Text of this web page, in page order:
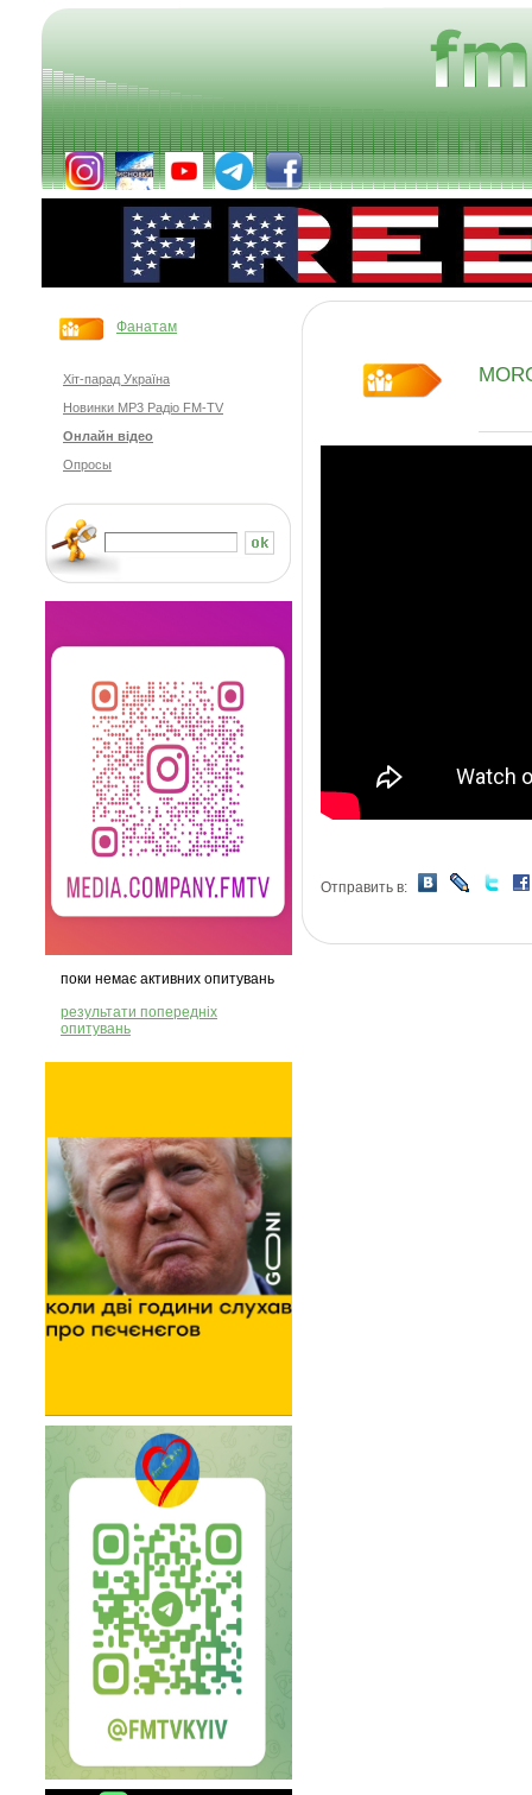
Фанатам
Хіт-парад Україна
Новинки MP3 Радіо FM-TV
Онлайн відео
Опросы
поки немає активних опитувань
результати попередніх
опитувань
Отправить в: